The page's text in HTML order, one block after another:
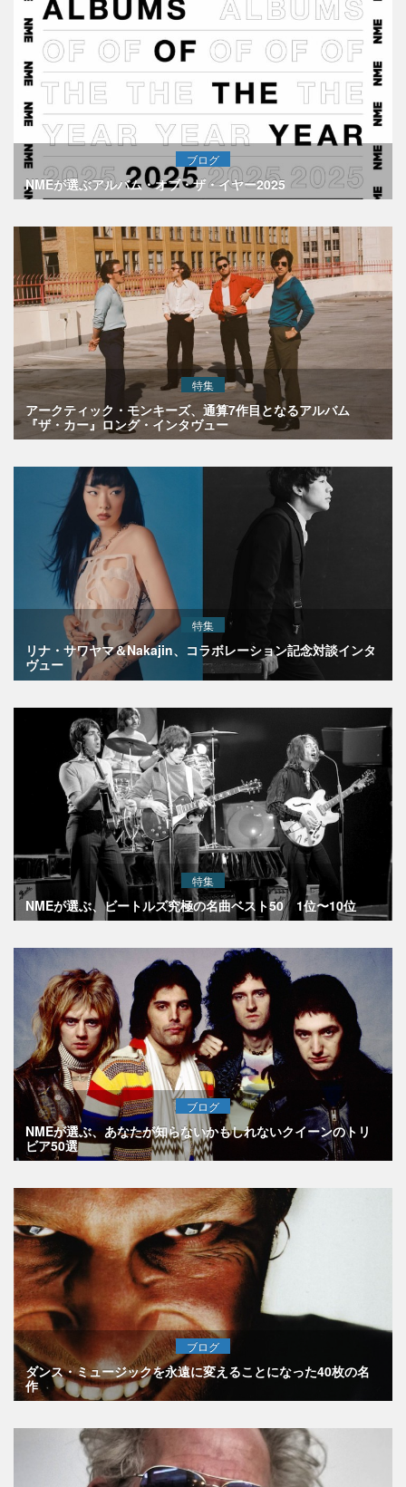
ブログ
NMEが選ぶアルバム・オブ・ザ・イヤー2025
特集
アークティック・モンキーズ、通算7作目となるアルバム
『ザ・カー』ロング・インタヴュー
特集
リナ・サワヤマ＆Nakajin、コラボレーション記念対談インタ
ヴュー
特集
NMEが選ぶ、ビートルズ究極の名曲ベスト50 1位〜10位
ブログ
NMEが選ぶ、あなたが知らないかもしれないクイーンのトリ
ビア50選
ブログ
ダンス・ミュージックを永遠に変えることになった40枚の名
作